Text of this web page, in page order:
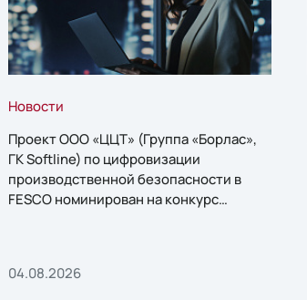
Новости
Проект ООО «ЦЦТ» (Группа «Борлас»,
ГК Softline) по цифровизации
производственной безопасности в
FESCO номинирован на конкурс
04.08.2026